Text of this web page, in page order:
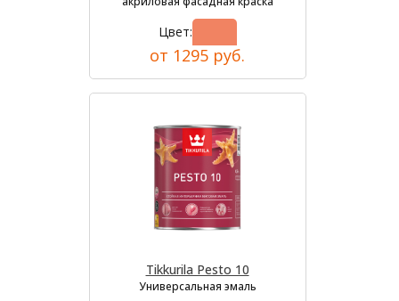
Цвет:
от 1295 руб.
Tikkurila Pesto 10
Универсальная эмаль